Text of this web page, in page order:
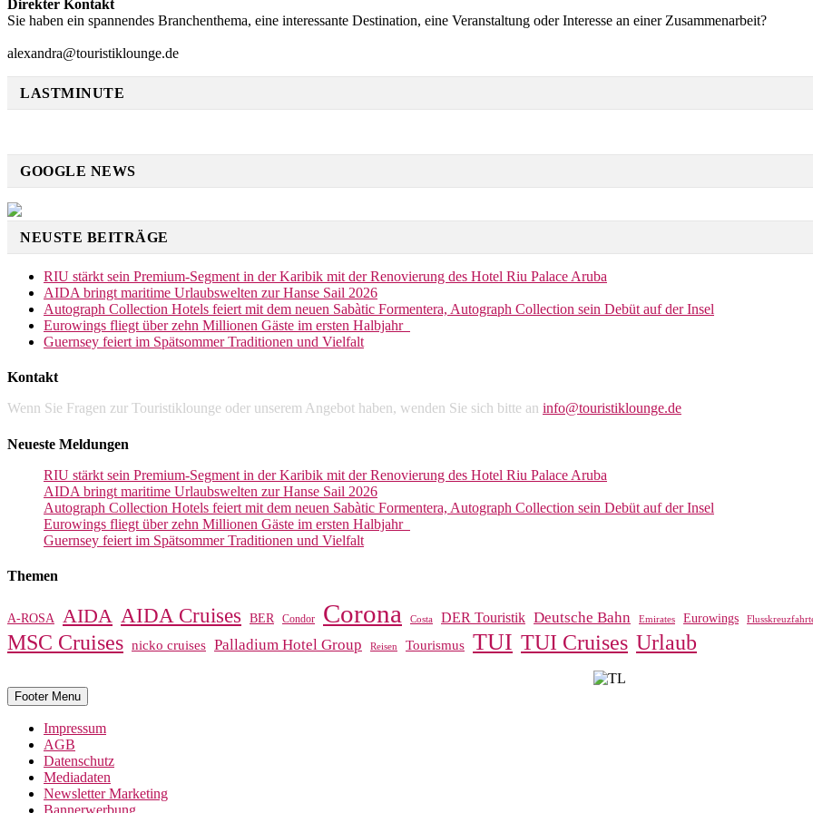
Direkter Kontakt
Sie haben ein spannendes Branchenthema, eine interessante Destination, eine Veranstaltung oder Interesse an einer Zusammenarbeit?
alexandra@touristiklounge.de
LASTMINUTE
GOOGLE NEWS
NEUSTE BEITRÄGE
RIU stärkt sein Premium-Segment in der Karibik mit der Renovierung des Hotel Riu Palace Aruba
AIDA bringt maritime Urlaubswelten zur Hanse Sail 2026
Autograph Collection Hotels feiert mit dem neuen Sabàtic Formentera, Autograph Collection sein Debüt auf der Insel
Eurowings fliegt über zehn Millionen Gäste im ersten Halbjahr
Guernsey feiert im Spätsommer Traditionen und Vielfalt
Kontakt
Wenn Sie Fragen zur Touristiklounge oder unserem Angebot haben, wenden Sie sich bitte an info@touristiklounge.de
Neueste Meldungen
RIU stärkt sein Premium-Segment in der Karibik mit der Renovierung des Hotel Riu Palace Aruba
AIDA bringt maritime Urlaubswelten zur Hanse Sail 2026
Autograph Collection Hotels feiert mit dem neuen Sabàtic Formentera, Autograph Collection sein Debüt auf der Insel
Eurowings fliegt über zehn Millionen Gäste im ersten Halbjahr
Guernsey feiert im Spätsommer Traditionen und Vielfalt
Themen
A-ROSA AIDA AIDA Cruises BER Condor Corona Costa DER Touristik Deutsche Bahn Emirates Eurowings
MSC Cruises nicko cruises Palladium Hotel Group Reisen Tourismus TUI TUI Cruises Urlaub
Footer Menu
Impressum
AGB
Datenschutz
Mediadaten
Newsletter Marketing
Bannerwerbung